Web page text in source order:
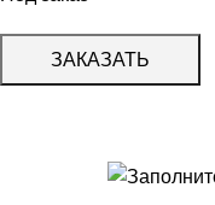
ЗАКАЗАТЬ